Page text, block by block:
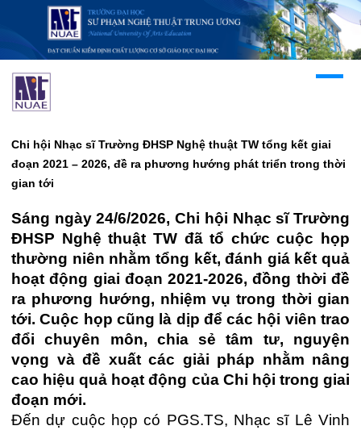
Chi hội Nhạc sĩ Trường ĐHSP Nghệ thuật TW tổng kết giai
đoạn 2021 – 2026, đề ra phương hướng phát triển trong thời
gian tới
Sáng ngày 24/6/2026, Chi hội Nhạc sĩ Trường
ĐHSP Nghệ thuật TW đã tổ chức cuộc họp
thường niên nhằm tổng kết, đánh giá kết quả
hoạt động giai đoạn 2021-2026, đồng thời đề
ra phương hướng, nhiệm vụ trong thời gian
tới. Cuộc họp cũng là dịp để các hội viên trao
đổi chuyên môn, chia sẻ tâm tư, nguyện
vọng và đề xuất các giải pháp nhằm nâng
cao hiệu quả hoạt động của Chi hội trong giai
đoạn mới.
Đến dự cuộc họp có PGS.TS, Nhạc sĩ Lê Vinh